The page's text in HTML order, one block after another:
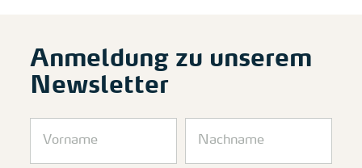
Anmeldung zu unserem
Newsletter